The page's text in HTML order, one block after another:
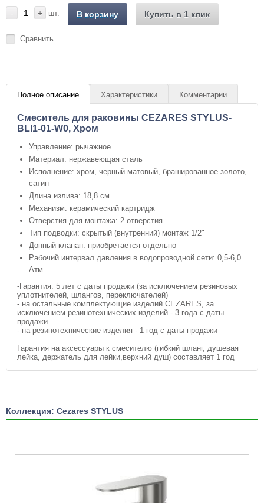
- + шт. В корзину Купить в 1 клик
Сравнить
Полное описание Характеристики Комментарии
Смеситель для раковины CEZARES STYLUS-
BLI1-01-W0, Хром
Управление: рычажное
Материал: нержавеющая сталь
Исполнение: хром, черный матовый, брашированное золото,
сатин
Длина излива: 18,8 см
Механизм: керамический картридж
Отверстия для монтажа: 2 отверстия
Тип подводки: скрытый (внутренний) монтаж 1/2"
Донный клапан: приобретается отдельно
Рабочий интервал давления в водопроводной сети: 0,5-6,0
Атм
-Гарантия: 5 лет с даты продажи (за исключением резиновых
уплотнителей, шлангов, переключателей)
- на остальные комплектующие изделий CEZARES, за
исключением резинотехнических изделий - 3 года с даты
продажи
- на резинотехнические изделия - 1 год с даты продажи
Гарантия на аксессуары к смесителю (гибкий шланг, душевая
лейка, держатель для лейки,верхний душ) составляет 1 год
Коллекция: Cezares STYLUS